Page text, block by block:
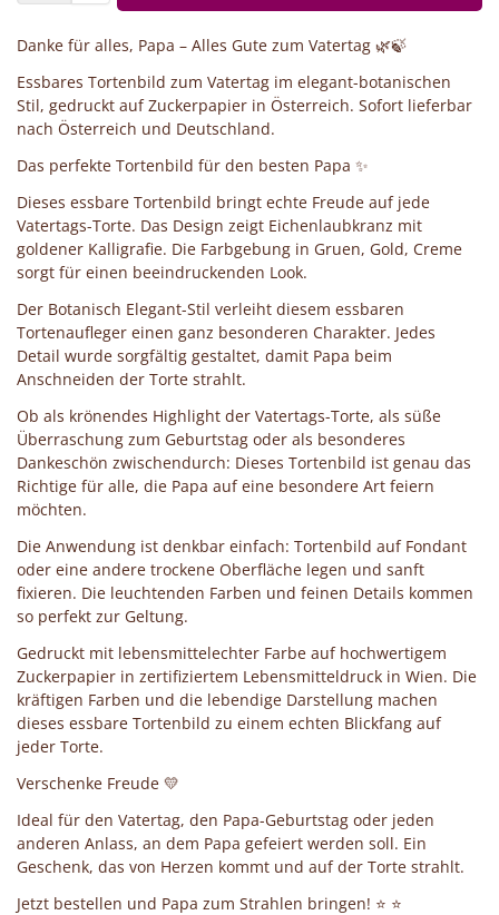
Danke für alles, Papa – Alles Gute zum Vatertag 🌿🍃
Essbares Tortenbild zum Vatertag im elegant-botanischen
Stil, gedruckt auf Zuckerpapier in Österreich. Sofort lieferbar
nach Österreich und Deutschland.
Das perfekte Tortenbild für den besten Papa ✨
Dieses essbare Tortenbild bringt echte Freude auf jede
Vatertags-Torte. Das Design zeigt Eichenlaubkranz mit
goldener Kalligrafie. Die Farbgebung in Gruen, Gold, Creme
sorgt für einen beeindruckenden Look.
Der Botanisch Elegant-Stil verleiht diesem essbaren
Tortenaufleger einen ganz besonderen Charakter. Jedes
Detail wurde sorgfältig gestaltet, damit Papa beim
Anschneiden der Torte strahlt.
Ob als krönendes Highlight der Vatertags-Torte, als süße
Überraschung zum Geburtstag oder als besonderes
Dankeschön zwischendurch: Dieses Tortenbild ist genau das
Richtige für alle, die Papa auf eine besondere Art feiern
möchten.
Die Anwendung ist denkbar einfach: Tortenbild auf Fondant
oder eine andere trockene Oberfläche legen und sanft
fixieren. Die leuchtenden Farben und feinen Details kommen
so perfekt zur Geltung.
Gedruckt mit lebensmittelechter Farbe auf hochwertigem
Zuckerpapier in zertifiziertem Lebensmitteldruck in Wien. Die
kräftigen Farben und die lebendige Darstellung machen
dieses essbare Tortenbild zu einem echten Blickfang auf
jeder Torte.
Verschenke Freude 💛
Ideal für den Vatertag, den Papa-Geburtstag oder jeden
anderen Anlass, an dem Papa gefeiert werden soll. Ein
Geschenk, das von Herzen kommt und auf der Torte strahlt.
Jetzt bestellen und Papa zum Strahlen bringen! ⭐ ⭐